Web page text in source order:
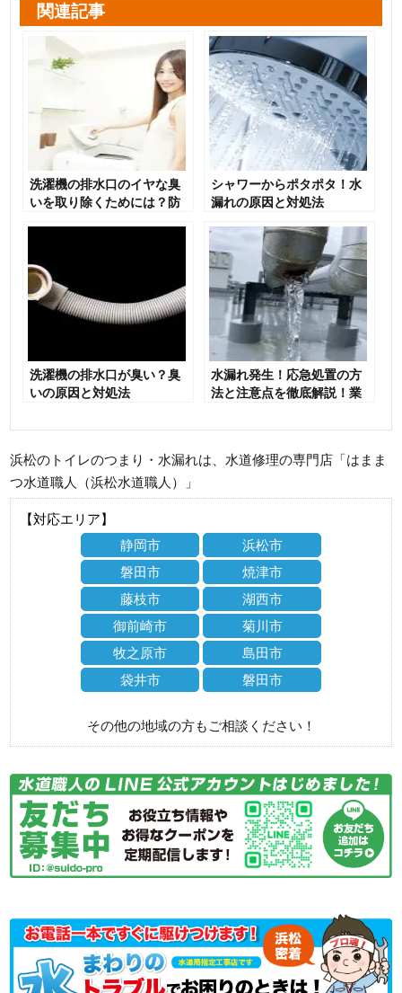
関連記事
洗濯機の排水口のイヤな臭
いを取り除くためには？防
シャワーからポタポタ！水
漏れの原因と対処法
洗濯機の排水口が臭い？臭
いの原因と対処法
水漏れ発生！応急処置の方
法と注意点を徹底解説！業
浜松のトイレのつまり・水漏れは、水道修理の専門店「はまま
つ水道職人（浜松水道職人）」
【対応エリア】
静岡市
浜松市
磐田市
焼津市
藤枝市
湖西市
御前崎市
菊川市
牧之原市
島田市
袋井市
磐田市
その他の地域の方もご相談ください！